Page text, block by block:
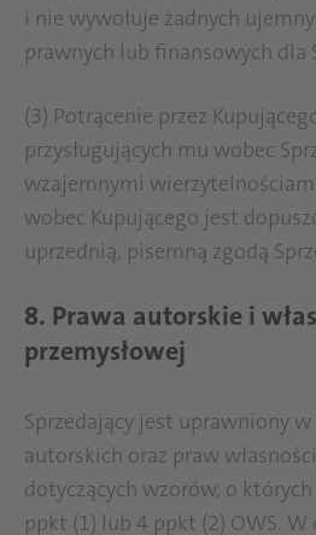
i nie wywołuje żadnych
prawnych lub finansowych dla
(3) Potrącenie przez
przysługujących mu wobec
wzajemnymi
wobec Kupującego jest
uprzednią, pisemną zgodą
8. Prawa autorskie i
przemysłowej
Sprzedający jest uprawniony
autorskich oraz praw
dotyczących wzorów, o
ppkt (1) lub 4 ppkt (2) OWS.